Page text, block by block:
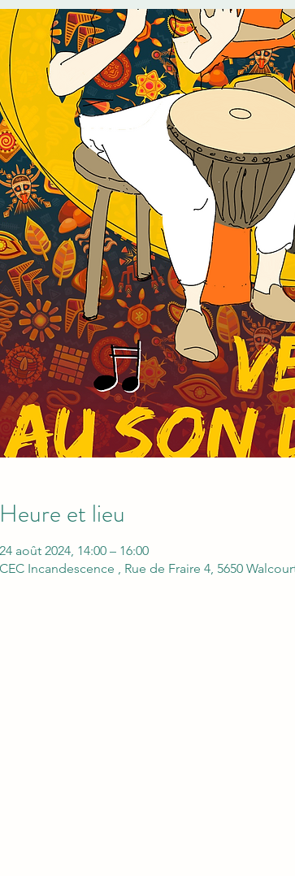
Heure et lieu
24 août 2024, 14:00 – 16:00
CEC Incandescence , Rue de Fraire 4, 5650